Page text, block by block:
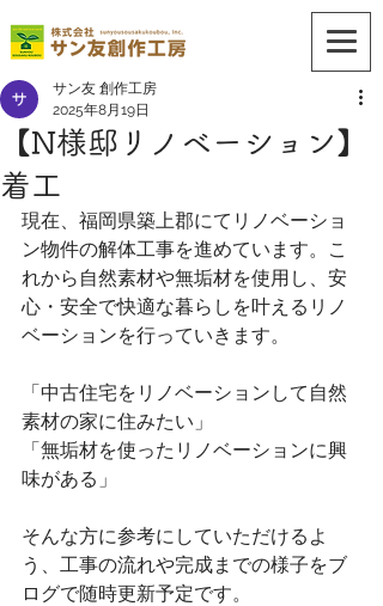
【N様邸リノベーション】
着工
サン友 創作工房
2025年8月19日
現在、福岡県築上郡にてリノベーショ
ン物件の解体工事を進めています。こ
れから自然素材や無垢材を使用し、安
心・安全で快適な暮らしを叶えるリノ
ベーションを行っていきます。
「中古住宅をリノベーションして自然
素材の家に住みたい」
「無垢材を使ったリノベーションに興
味がある」
そんな方に参考にしていただけるよ
う、工事の流れや完成までの様子をブ
ログで随時更新予定です。